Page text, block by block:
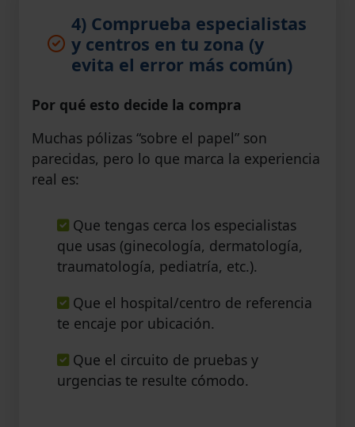
4) Comprueba especialistas
y centros en tu zona (y
evita el error más común)
Por qué esto decide la compra
Muchas pólizas “sobre el papel” son
parecidas, pero lo que marca la experiencia
real es:
Que tengas cerca los especialistas
que usas (ginecología, dermatología,
traumatología, pediatría, etc.).
Que el hospital/centro de referencia
te encaje por ubicación.
Que el circuito de pruebas y
urgencias te resulte cómodo.